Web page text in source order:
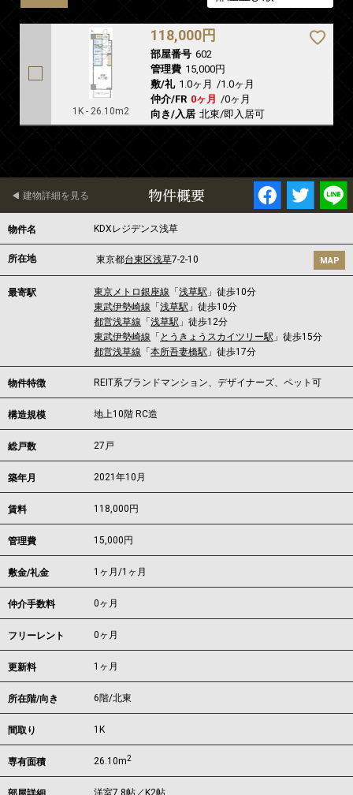
1K - 26.10m2
118,000円
部屋番号 602
管理費 15,000円
敷/礼 1.0ヶ月 /1.0ヶ月
仲介/FR 0ヶ月 /0ヶ月
向き/入居 北東/即入居可
物件概要
建物詳細を見る
物件名 KDXレジデンス浅草
所在地 東京都台東区浅草7-2-10 MAP
最寄駅 東京メトロ銀座線 「浅草駅 」徒歩10分
東武伊勢崎線 「浅草駅 」徒歩10分
都営浅草線 「浅草駅 」徒歩12分
東武伊勢崎線 「 とうきょうスカイツリー駅 」徒歩15分
都営浅草線 「本所吾妻橋駅 」徒歩17分
物件特徴 REIT系ブランドマンション、デザイナーズ、ペット可
構造規模 地上10階 RC造
総戸数 27戸
築年月 2021年10月
賃料 118,000 円
管理費 15,000円
敷金/礼金 1ヶ月/1ヶ月
仲介手数料 0ヶ月
フリーレント 0ヶ月
更新料 1ヶ月
所在階/向き 6階/北東
間取り 1K
専有面積 26.10m2